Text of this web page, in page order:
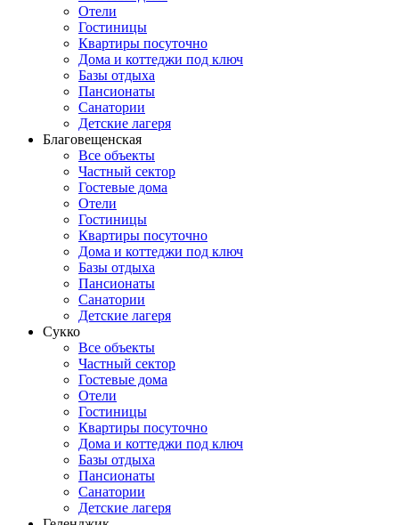
Отели
Гостиницы
Квартиры посуточно
Дома и коттеджи под ключ
Базы отдыха
Пансионаты
Санатории
Детские лагеря
Благовещенская
Все объекты
Частный сектор
Гостевые дома
Отели
Гостиницы
Квартиры посуточно
Дома и коттеджи под ключ
Базы отдыха
Пансионаты
Санатории
Детские лагеря
Сукко
Все объекты
Частный сектор
Гостевые дома
Отели
Гостиницы
Квартиры посуточно
Дома и коттеджи под ключ
Базы отдыха
Пансионаты
Санатории
Детские лагеря